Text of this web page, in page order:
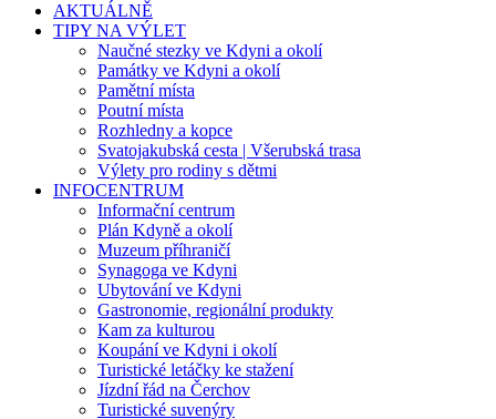
AKTUÁLNĚ
TIPY NA VÝLET
Naučné stezky ve Kdyni a okolí
Památky ve Kdyni a okolí
Pamětní místa
Poutní místa
Rozhledny a kopce
Svatojakubská cesta | Všerubská trasa
Výlety pro rodiny s dětmi
INFOCENTRUM
Informační centrum
Plán Kdyně a okolí
Muzeum příhraničí
Synagoga ve Kdyni
Ubytování ve Kdyni
Gastronomie, regionální produkty
Kam za kulturou
Koupání ve Kdyni i okolí
Turistické letáčky ke stažení
Jízdní řád na Čerchov
Turistické suvenýry